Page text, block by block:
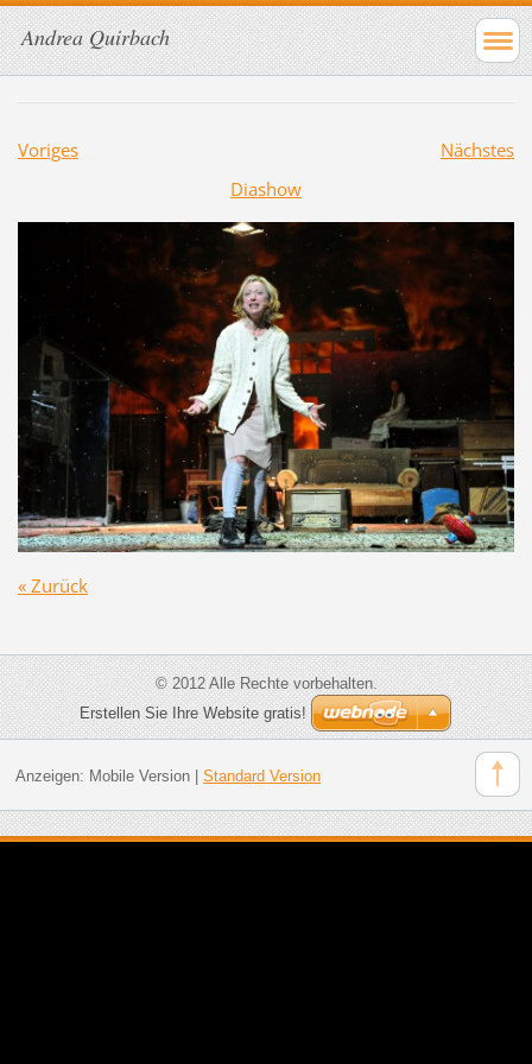
Andrea Quirbach
Voriges
Nächstes
Diashow
« Zurück
© 2012 Alle Rechte vorbehalten.
Erstellen Sie Ihre Website gratis!
Anzeigen: Mobile Version| Standard Version